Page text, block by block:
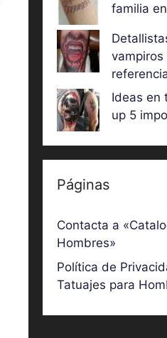
familia
Ideas en
up 5
Páginas
Contacta a
Hombres»
Política de
Tatuajes para